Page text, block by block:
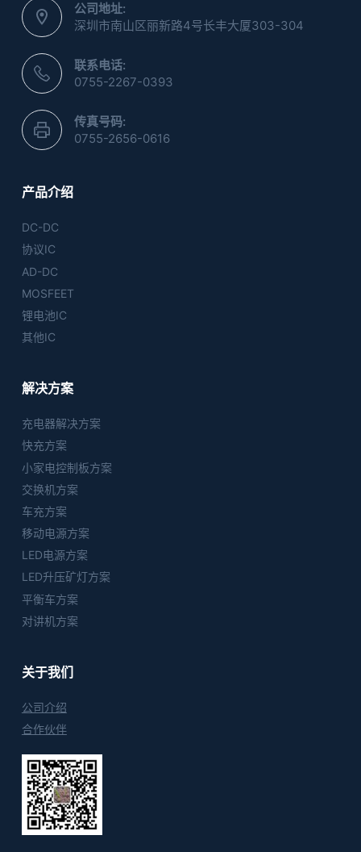
公司地址:
深圳市南山区丽新路4号长丰大厦303-304
联系电话:
0755-2267-0393
传真号码:
0755-2656-0616
产品介绍
DC-DC
协议IC
AD-DC
MOSFEET
锂电池IC
其他IC
解决方案
充电器解决方案
快充方案
小家电控制板方案
交换机方案
车充方案
移动电源方案
LED电源方案
LED升压矿灯方案
平衡车方案
对讲机方案
关于我们
公司介绍
合作伙伴